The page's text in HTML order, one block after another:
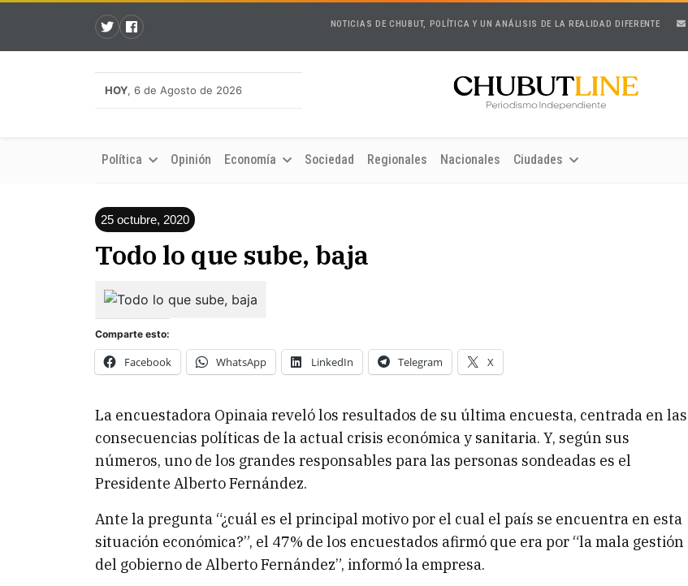
NOTICIAS DE CHUBUT, POLÍTICA Y UN ANÁLISIS DE LA REALIDAD DIFERENTE
HOY, 6 de Agosto de 2026
Política Opinión Economía Sociedad Regionales Nacionales Ciudades
25 octubre, 2020
Todo lo que sube, baja
Comparte esto:
Facebook WhatsApp LinkedIn Telegram X
La encuestadora Opinaia reveló los resultados de su última encuesta, centrada en las
consecuencias políticas de la actual crisis económica y sanitaria. Y, según sus
números, uno de los grandes responsables para las personas sondeadas es el
Presidente Alberto Fernández.
Ante la pregunta “¿cuál es el principal motivo por el cual el país se encuentra en esta
situación económica?”, el 47% de los encuestados afirmó que era por “la mala gestión
del gobierno de Alberto Fernández”, informó la empresa.